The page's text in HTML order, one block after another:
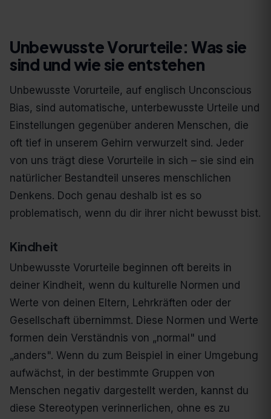
Unbewusste Vorurteile: Was sie
sind und wie sie entstehen
Unbewusste Vorurteile, auf englisch Unconscious
Bias, sind automatische, unterbewusste Urteile und
Einstellungen gegenüber anderen Menschen, die
oft tief in unserem Gehirn verwurzelt sind. Jeder
von uns trägt diese Vorurteile in sich – sie sind ein
natürlicher Bestandteil unseres menschlichen
Denkens. Doch genau deshalb ist es so
problematisch, wenn du dir ihrer nicht bewusst bist.
Kindheit
Unbewusste Vorurteile beginnen oft bereits in
deiner Kindheit, wenn du kulturelle Normen und
Werte von deinen Eltern, Lehrkräften oder der
Gesellschaft übernimmst. Diese Normen und Werte
formen dein Verständnis von „normal" und
„anders". Wenn du zum Beispiel in einer Umgebung
aufwächst, in der bestimmte Gruppen von
Menschen negativ dargestellt werden, kannst du
diese Stereotypen verinnerlichen, ohne es zu